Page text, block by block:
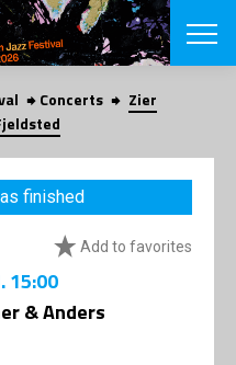
SEARCH
Danish
CHOOSE
VINTERJAZZ
Themes
LOCATIONS
Concerts
Zier
finished
Add to favorites
15:00
& Anders